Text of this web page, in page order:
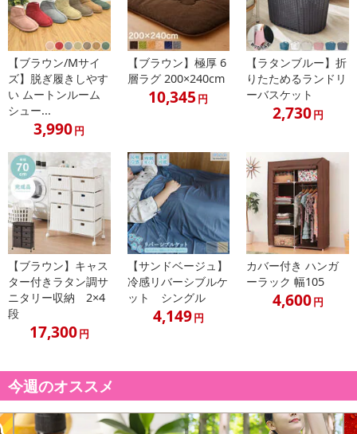
【ブラウン/Mサイ
ズ】脱ぎ履きしやす
い ムートンルーム
シュー...
3,990円
【ブラウン】極厚 6
層ラグ 200×240cm
10,345 円
【ラタンブルー】折
りたためるランドリ
ーバスケット
2,730円
【ブラウン】キャス
ター付きラタン調サ
ニタリー収納 2×4
段
17,300円
【サンドベージュ】
冷感リバーシブルケ
ット シングル
4,149円
カバー付き ハンガ
ーラック 幅105
4,600円
今週のオススメ